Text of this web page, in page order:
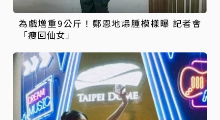
為戲增重9公斤！鄭恩地爆腫模樣曝 記者會
「瘦回仙女」